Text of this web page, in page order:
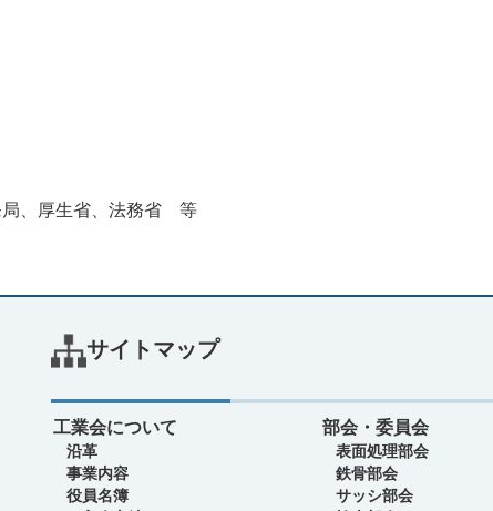
局、厚生省、法務省 等
サイトマップ
工業会について
沿革
事業内容
役員名簿
部会・委員会
表面処理部会
鉄骨部会
サッシ部会